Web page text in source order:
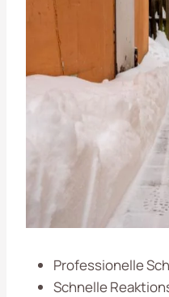
Professionelle
Schnelle